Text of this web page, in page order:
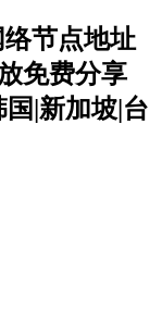
络节点地址
免费分享
国|新加坡|台